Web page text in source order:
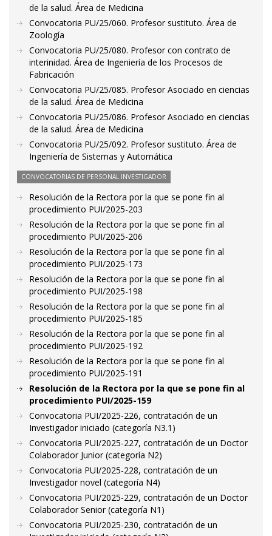
de la salud. Área de Medicina
Convocatoria PU/25/060. Profesor sustituto. Área de
Zoología
Convocatoria PU/25/080. Profesor con contrato de
interinidad. Área de Ingeniería de los Procesos de
Fabricación
Convocatoria PU/25/085. Profesor Asociado en ciencias
de la salud. Área de Medicina
Convocatoria PU/25/086. Profesor Asociado en ciencias
de la salud. Área de Medicina
Convocatoria PU/25/092. Profesor sustituto. Área de
Ingeniería de Sistemas y Automática
CONVOCATORIAS DE PERSONAL INVESTIGADOR
Resolución de la Rectora por la que se pone fin al
procedimiento PUI/2025-203
Resolución de la Rectora por la que se pone fin al
procedimiento PUI/2025-206
Resolución de la Rectora por la que se pone fin al
procedimiento PUI/2025-173
Resolución de la Rectora por la que se pone fin al
procedimiento PUI/2025-198
Resolución de la Rectora por la que se pone fin al
procedimiento PUI/2025-185
Resolución de la Rectora por la que se pone fin al
procedimiento PUI/2025-192
Resolución de la Rectora por la que se pone fin al
procedimiento PUI/2025-191
Resolución de la Rectora por la que se pone fin al
procedimiento PUI/2025-159
Convocatoria PUI/2025-226, contratación de un
Investigador iniciado (categoría N3.1)
Convocatoria PUI/2025-227, contratación de un Doctor
Colaborador Junior (categoría N2)
Convocatoria PUI/2025-228, contratación de un
Investigador novel (categoría N4)
Convocatoria PUI/2025-229, contratación de un Doctor
Colaborador Senior (categoría N1)
Convocatoria PUI/2025-230, contratación de un